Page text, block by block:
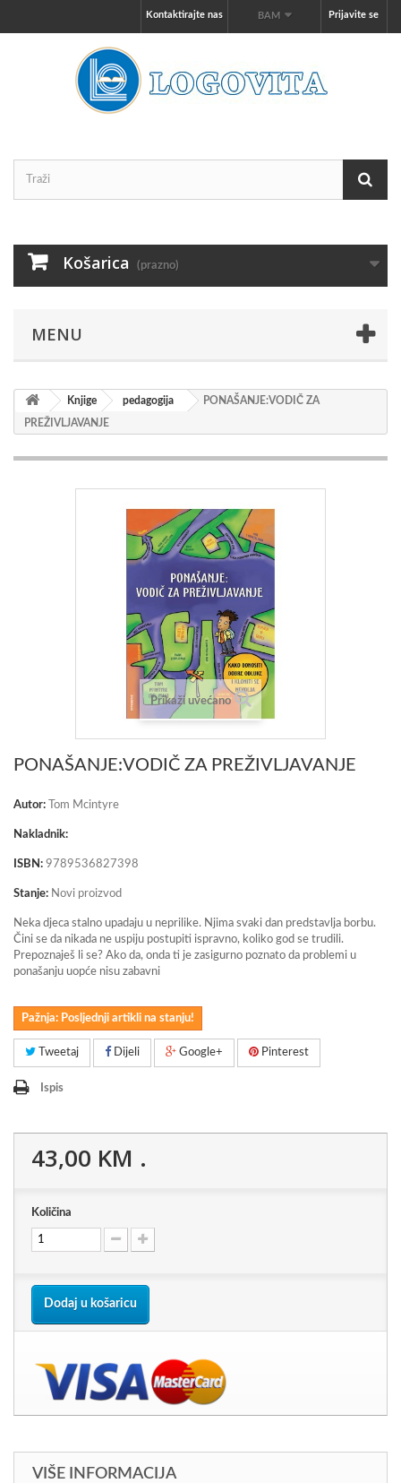
Prijavite se
BAM
Kontaktirajte nas
Košarica (prazno)
MENU
Knjige pedagogija PONAŠANJE:VODIČ ZA
PREŽIVLJAVANJE
Prikaži uvećano
PONAŠANJE:VODIČ ZA PREŽIVLJAVANJE
Autor: Tom Mcintyre
Nakladnik:
ISBN: 9789536827398
Stanje: Novi proizvod
Neka djeca stalno upadaju u neprilike. Njima svaki dan predstavlja borbu.
Čini se da nikada ne uspiju postupiti ispravno, koliko god se trudili.
Prepoznaješ li se? Ako da, onda ti je zasigurno poznato da problemi u
ponašanju uopće nisu zabavni
Pažnja: Posljednji artikli na stanju!
Tweetaj Dijeli Google+ Pinterest
Ispis
43,00 KM .
Količina
Dodaj u košaricu
VIŠE INFORMACIJA